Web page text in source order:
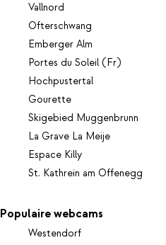
Vallnord
Ofterschwang
Emberger Alm
Portes du Soleil (Fr)
Hochpustertal
Gourette
Skigebied Muggenbrunn
La Grave La Meije
Espace Killy
St. Kathrein am Offenegg
Populaire webcams
Westendorf